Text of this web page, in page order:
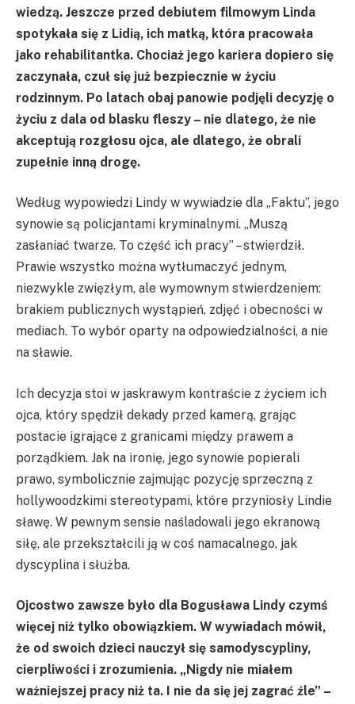
wiedzą. Jeszcze przed debiutem filmowym Linda
spotykała się z Lidią, ich matką, która pracowała
jako rehabilitantka. Chociaż jego kariera dopiero się
zaczynała, czuł się już bezpiecznie w życiu
rodzinnym. Po latach obaj panowie podjęli decyzję o
życiu z dala od blasku fleszy – nie dlatego, że nie
akceptują rozgłosu ojca, ale dlatego, że obrali
zupełnie inną drogę.
Według wypowiedzi Lindy w wywiadzie dla „Faktu”, jego
synowie są policjantami kryminalnymi. „Muszą
zasłaniać twarze. To część ich pracy” – stwierdził.
Prawie wszystko można wytłumaczyć jednym,
niezwykle zwięzłym, ale wymownym stwierdzeniem:
brakiem publicznych wystąpień, zdjęć i obecności w
mediach. To wybór oparty na odpowiedzialności, a nie
na sławie.
Ich decyzja stoi w jaskrawym kontraście z życiem ich
ojca, który spędził dekady przed kamerą, grając
postacie igrające z granicami między prawem a
porządkiem. Jak na ironię, jego synowie popierali
prawo, symbolicznie zajmując pozycję sprzeczną z
hollywoodzkimi stereotypami, które przyniosły Lindie
sławę. W pewnym sensie naśladowali jego ekranową
siłę, ale przekształcili ją w coś namacalnego, jak
dyscyplina i służba.
Ojcostwo zawsze było dla Bogusława Lindy czymś
więcej niż tylko obowiązkiem. W wywiadach mówił,
że od swoich dzieci nauczył się samodyscypliny,
cierpliwości i zrozumienia. „Nigdy nie miałem
ważniejszej pracy niż ta. I nie da się jej zagrać źle” –